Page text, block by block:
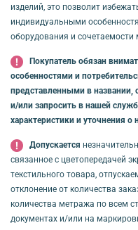
изделий, это позволит
индивидуальными
оборудования и сочетаемости
Покупатель обязан
особенностями и
представленными в названии,
и/или запросить в нашей
характеристики и уточнения о
Допускается
связанное с цветопередачей
текстильного товара,
отклонение от количества
количества метража по всем
документах и/или на